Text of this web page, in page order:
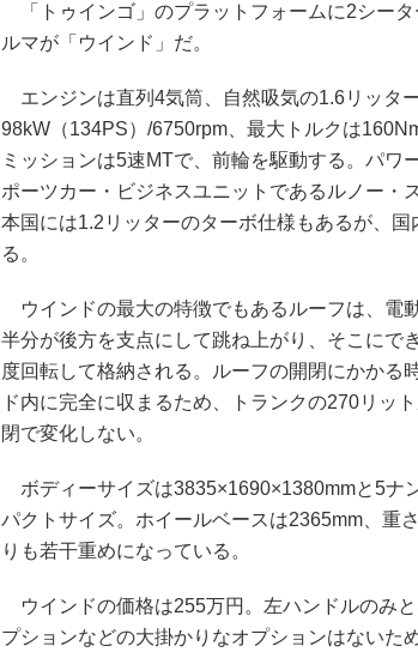
「トゥインゴ」のプラットフォームに2シー
ルマが「ウインド」だ。
エンジンは直列4気筒、自然吸気の1.6リッタ
98kW（134PS）/6750rpm、最大トルクは
ミッションは5速MTで、前輪を駆動する。パワ
ポーツカー・ビジネスユニットであるルノー・
本国には1.2リッターのターボ仕様もあるが、
る。
ウインドの最大の特徴でもあるルーフは、電
半分が後方を支点にして跳ね上がり、そこにで
度回転して格納される。ルーフの開閉にかかる
ド内に完全に収まるため、トランクの270リッ
閉で変化しない。
ボディーサイズは3835×1690×1380mmと5ナ
パクトサイズ。ホイールベースは2365mm、重
りも若干重めになっている。
ウインドの価格は255万円。左ハンドルのみ
プションなどの大掛かりなオプションはないた